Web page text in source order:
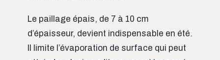
Le paillage épais, de 7 à 10 cm
d’épaisseur, devient indispensable en été.
Il limite l’évaporation de surface qui peut